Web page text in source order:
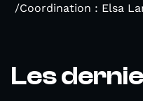
/Coordination : Elsa
Les